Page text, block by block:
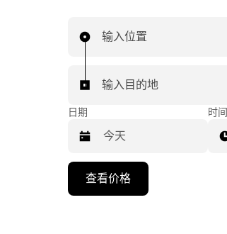
输入位置
输入目的地
日期
向
时间
查看价格